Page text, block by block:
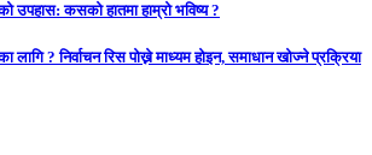
उपहास: कसको हातमा हाम्रो भविष्य ?
? निर्वाचन रिस पोख्ने माध्यम होइन, समाधान खोज्ने प्रक्रिया